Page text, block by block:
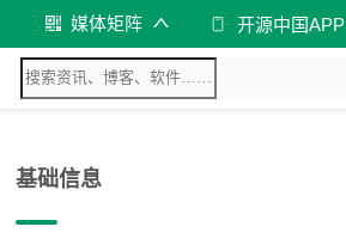
媒体矩阵 开源中国APP
基础信息